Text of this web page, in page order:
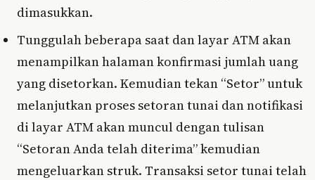
dimasukkan.
Tunggulah beberapa saat dan layar ATM akan
menampilkan halaman konfirmasi jumlah uang
yang disetorkan. Kemudian tekan “Setor” untuk
melanjutkan proses setoran tunai dan notifikasi
di layar ATM akan muncul dengan tulisan
“Setoran Anda telah diterima” kemudian
mengeluarkan struk. Transaksi setor tunai telah